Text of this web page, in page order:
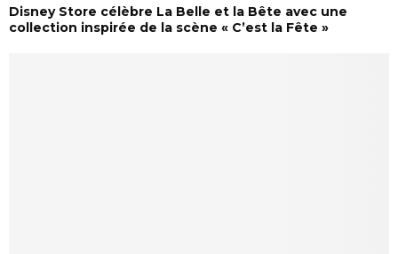
Disney Store célèbre La Belle et la Bête avec une
collection inspirée de la scène « C’est la Fête »